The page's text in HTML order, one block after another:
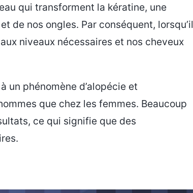
qui transforment la kératine, une
de nos ongles. Par conséquent, lorsqu’il
niveaux nécessaires et nos cheveux
un phénomène d’alopécie et
que chez les femmes. Beaucoup
ce qui signifie que des